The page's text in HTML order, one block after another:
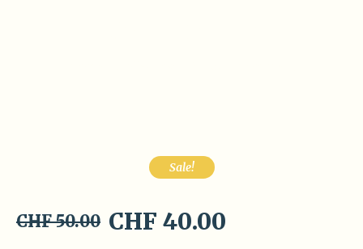
Sale!
CHF 50.00 Original
CHF 40.00